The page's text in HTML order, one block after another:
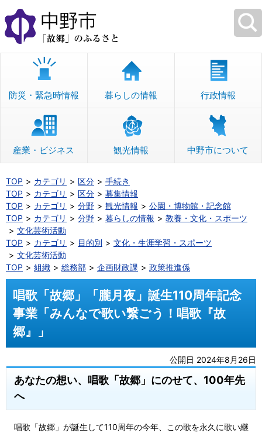
本
文
へ
移
防災・緊急時情報 暮らしの情報 行政情報
産業・ビジネス 観光情報 中野市について
TOP カテゴリ 区分
手続き
TOP
カテゴリ 区分
募集情報
TOP
カテゴリ 分野 観光情報
公園・博物館・記念館
TOP
カテゴリ 分野 暮らしの情報
教養・文化・スポーツ
文化芸術活動
TOP
カテゴリ 目的別
文化・生涯学習・スポーツ
文化芸術活動
TOP
組織 総務部 企画財政課 政策推進係
唱歌「故郷」「朧月夜」誕生110周年記念
事業「みんなで歌い繋ごう！唱歌『故
郷』」
公開日 2024年8月26日
あなたの想い、唱歌「故郷」にのせて、100年先
へ
唱歌「故郷」が誕生して110周年の今年、この歌を永久に歌い継